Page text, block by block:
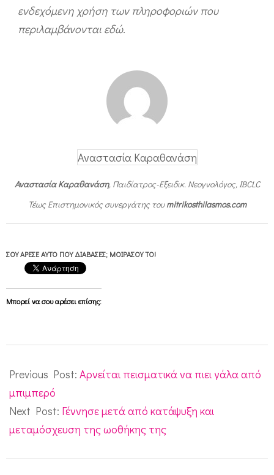
ενδεχόμενη χρήση των πληροφοριών που
περιλαμβάνονται εδώ.
Αναστασία Καραθανάση
Αναστασία Καραθανάση, Παιδίατρος-Εξειδικ. Νεογνολόγος, IBCLC
Τέως Επιστημονικός συνεργάτης τουmitrikosthilasmos.com
ΣΟΥ ΆΡΕΣΕ ΑΥΤΌ ΠΟΥ ΔΙΆΒΑΣΕΣ; ΜΟΙΡΆΣΟΥ ΤΟ!
Μπορεί να σου αρέσει επίσης:
02-
09
Previous Post: Αρνείται πεισματικά να πιει γάλα από
μπιμπερό
Next Post: Γέννησε μετά από κατάψυξη και
μεταμόσχευση της ωοθήκης της